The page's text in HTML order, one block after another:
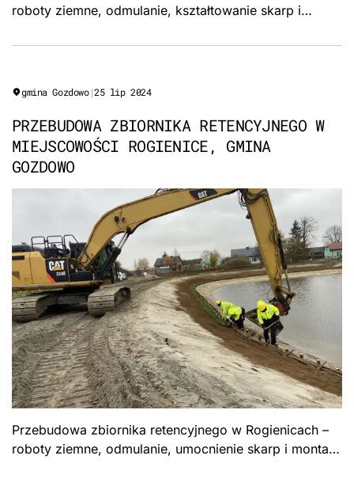
roboty ziemne, odmulanie, kształtowanie skarp i
wybuduj", Gmina Gozdowo.
gmina Gozdowo|25 lip 2024
PRZEBUDOWA ZBIORNIKA RETENCYJNEGO W
MIEJSCOWOŚCI ROGIENICE, GMINA
GOZDOWO
Przebudowa zbiornika retencyjnego w Rogienicach –
roboty ziemne, odmulanie, umocnienie skarp i montaż